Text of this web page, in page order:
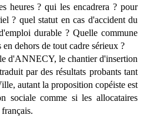
heures ? qui les encadrera ? pour
? quel statut en cas d'accident du
durable ? Quelle commune
dehors de tout cadre sérieux ?
d'ANNECY, le chantier d'insertion
par des résultats probants tant
autant la proposition copéiste est
sociale comme si les allocataires